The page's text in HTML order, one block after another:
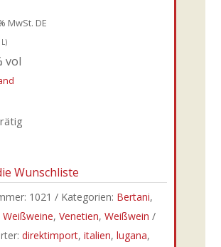
MwSt. DE
vol
Wunschliste
1021 Kategorien: Bertani,
, Venetien, Weißwein
direktimport, italien, lugana,